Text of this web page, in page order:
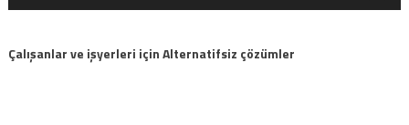
Çalışanlar ve işyerleri için Alternatifsiz çözümler